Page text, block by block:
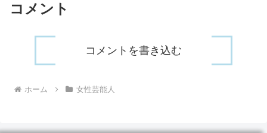
コメント
コメントを書き込む
ホーム 女性芸能人